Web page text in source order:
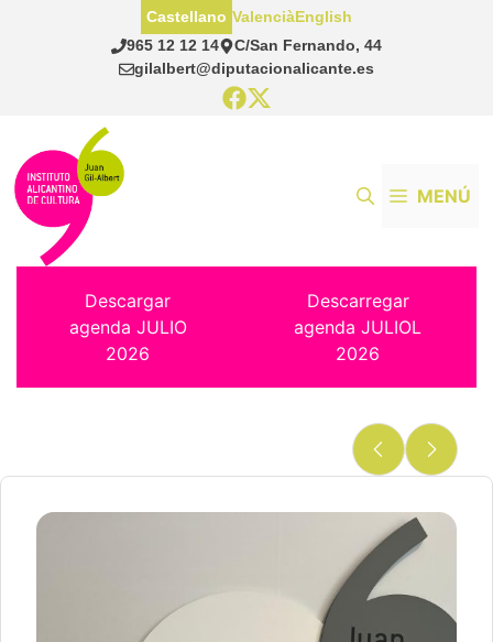
965 12 12 14
C/San Fernando, 44
gilalbert@diputacionalicante.es
Castellano ValenciàEnglish
MENÚ
Descargar
agenda JULIO
2026
Descarregar
agenda JULIOL
2026